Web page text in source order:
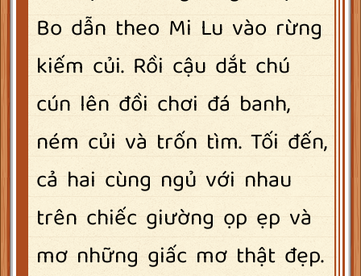
Bo dẫn theo Mi Lu vào rừng
kiếm củi. Rồi cậu dắt chú
cún lên đồi chơi đá banh,
ném củi và trốn tìm. Tối đến,
cả hai cùng ngủ với nhau
trên chiếc giường ọp ẹp và
mơ những giấc mơ thật đẹp.